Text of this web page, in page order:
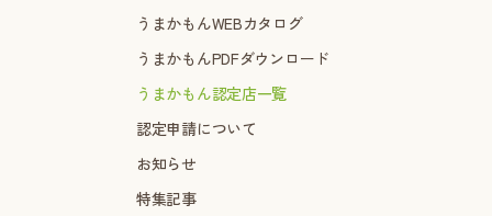
うまかもんWEBカタログ
うまかもんPDFダウンロード
うまかもん認定店一覧
認定申請について
お知らせ
特集記事